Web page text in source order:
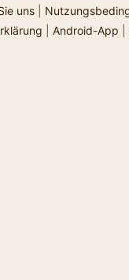
uns
Android-App